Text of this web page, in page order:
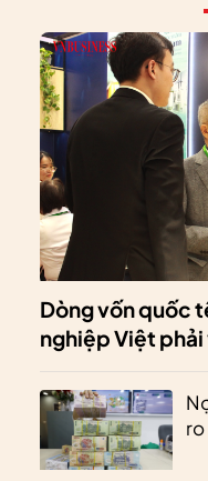
Dòng vốn quốc
nghiệp Việt phải